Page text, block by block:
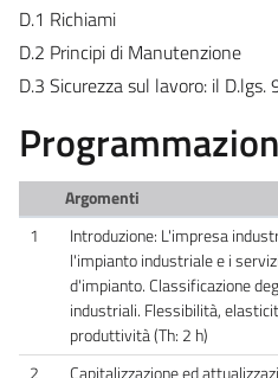
D.1 Richiami
D.2 Principi di Manutenzione
D.3 Sicurezza sul lavoro: il D.lgs.
Argomenti
1
Introduzione: L'impresa
l'impianto industriale e i
d'impianto. Classificazione
industriali. Flessibilità,
produttività (Th: 2 h)